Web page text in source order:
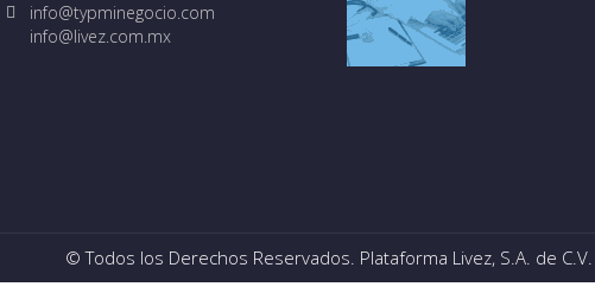
info@typminegocio.com
info@livez.com.mx
© Todos los Derechos Reservados. Plataforma Livez, S.A. de C.V.